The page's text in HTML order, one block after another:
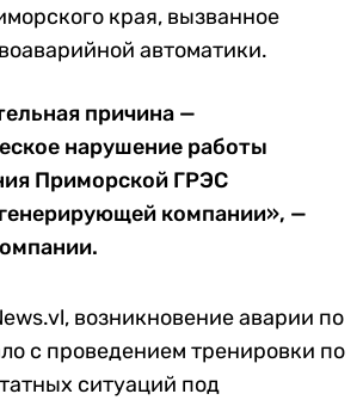
края, вызванное
автоматики.
причина —
нарушение работы
Приморской ГРЭС
компании», —
возникновение аварии по
с проведением тренировки по
ситуаций под